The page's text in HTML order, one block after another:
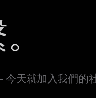
天就加入我們的